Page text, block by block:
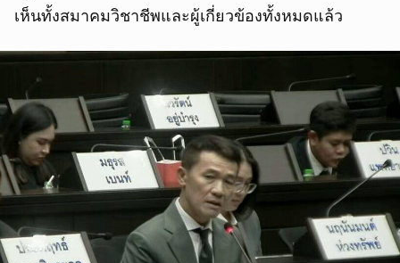
เห็นทั้งสมาคมวิชาชีพและผู้เกี่ยวข้องทั้งหมดแล้ว